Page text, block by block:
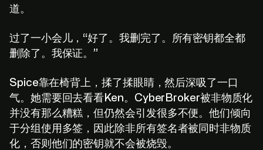
道。
过了一小会儿，“好了。我删完了。所有密钥都全都
删除了。我保证。”
Spice靠在椅背上，揉了揉眼睛，然后深吸了一口
气。她需要回去看看Ken。CyberBroker被非物质化
并没有那么糟糕，但仍然会引发很多不便。他们倾向
于分组使用多签，因此除非所有签名者被同时非物质
化，否则他们的密钥就不会被烧毁。